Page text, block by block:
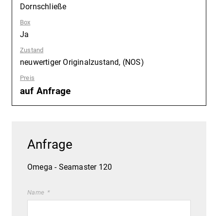
Dornschließe
Box
Ja
Zustand
neuwertiger Originalzustand, (NOS)
Preis
auf Anfrage
Anfrage
Omega - Seamaster 120
Name